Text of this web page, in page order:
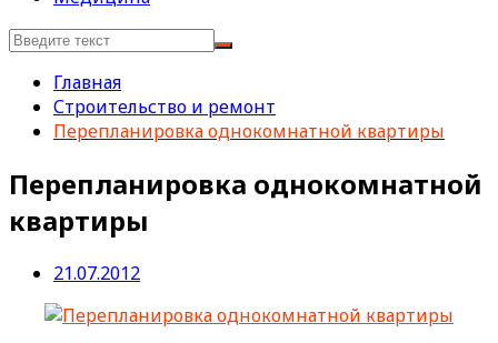
Главная
Строительство и ремонт
Перепланировка однокомнатной квартиры
Перепланировка однокомнатной
квартиры
21.07.2012